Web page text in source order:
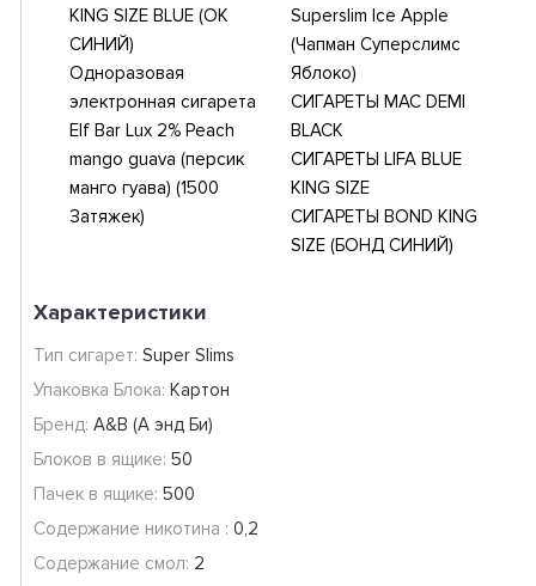
KING SIZE BLUE (ОК
СИНИЙ)
Одноразовая
электронная сигарета
Elf Bar Lux 2% Peach
mango guava (персик
манго гуава) (1500
Затяжек)
Superslim Ice Apple
(Чапман Суперслимс
Яблоко)
СИГАРЕТЫ MAC DEMI
BLACK
СИГАРЕТЫ LIFA BLUE
KING SIZE
СИГАРЕТЫ BOND KING
SIZE (БОНД СИНИЙ)
Характеристики
Тип сигарет: Super Slims
Упаковка Блока: Картон
Бренд: A&B (А энд Би)
Блоков в ящике: 50
Пачек в ящике: 500
Содержание никотина : 0,2
Содержание смол: 2